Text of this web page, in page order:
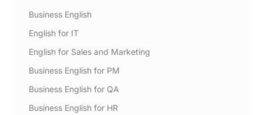
Business English
English for IT
English for Sales and Marketing
Business English for PM
Business English for QA
Business English for HR